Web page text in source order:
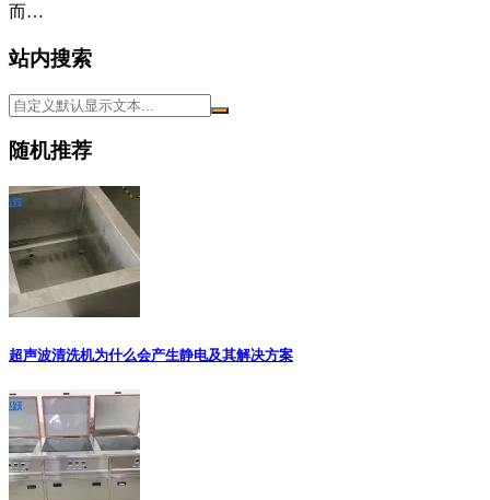
而…
站内搜索
随机推荐
超声波清洗机为什么会产生静电及其解决方案